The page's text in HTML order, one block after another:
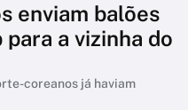
enviam balões
a vizinha do
coreanos já haviam